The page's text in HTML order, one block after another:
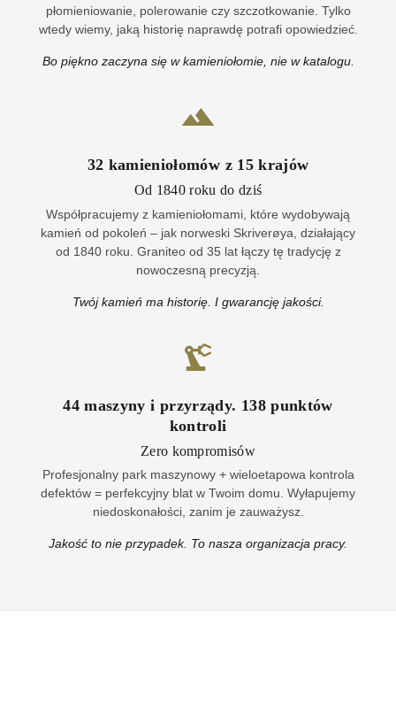
płomieniowanie, polerowanie czy szczotkowanie. Tylko
wtedy wiemy, jaką historię naprawdę potrafi opowiedzieć.
Bo piękno zaczyna się w kamieniołomie, nie w katalogu.
32 kamieniołomów z 15krajów
Od 1840 roku do dziś
Współpracujemy z kamieniołomami, które wydobywają
kamień od pokoleń – jak norweski Skriverøya, działający
od 1840 roku. Graniteo od 35 lat łączy tę tradycję z
nowoczesną precyzją.
Twój kamień ma historię. I gwarancję jakości.
44 maszyny i przyrządy. 138punktów
kontroli
Zero kompromisów
Profesjonalny park maszynowy + wieloetapowa kontrola
defektów = perfekcyjny blat w Twoim domu. Wyłapujemy
niedoskonałości, zanim je zauważysz.
Jakość to nie przypadek. To nasza organizacja pracy.